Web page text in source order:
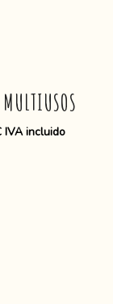
IVA incluido